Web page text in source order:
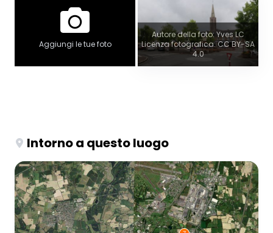
Aggiungi le tue foto
Autore della foto: Yves LC
Licenza fotografica: CC BY-SA
4.0
Intorno a questo luogo